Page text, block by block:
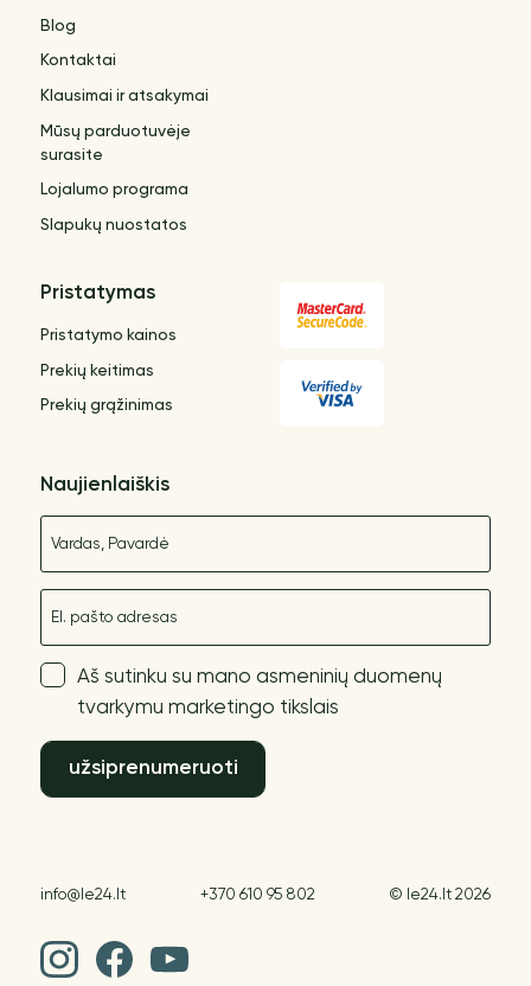
Blog
Kontaktai
Klausimai ir atsakymai
Mūsų parduotuvėje
surasite
Lojalumo programa
Slapukų nuostatos
Pristatymas
Pristatymo kainos
Prekių keitimas
Prekių grąžinimas
Naujienlaiškis
Aš sutinku su mano asmeninių duomenų
tvarkymu marketingo tikslais
užsiprenumeruoti
info@le24.lt +370 610 95 802 © le24.lt 2026